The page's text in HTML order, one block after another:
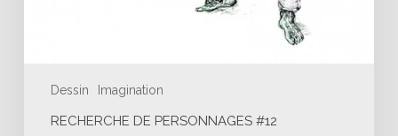
Dessin Imagination
RECHERCHE DE PERSONNAGES #12